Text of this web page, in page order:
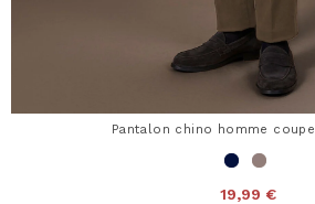
Pantalon chino homme
19,99 €